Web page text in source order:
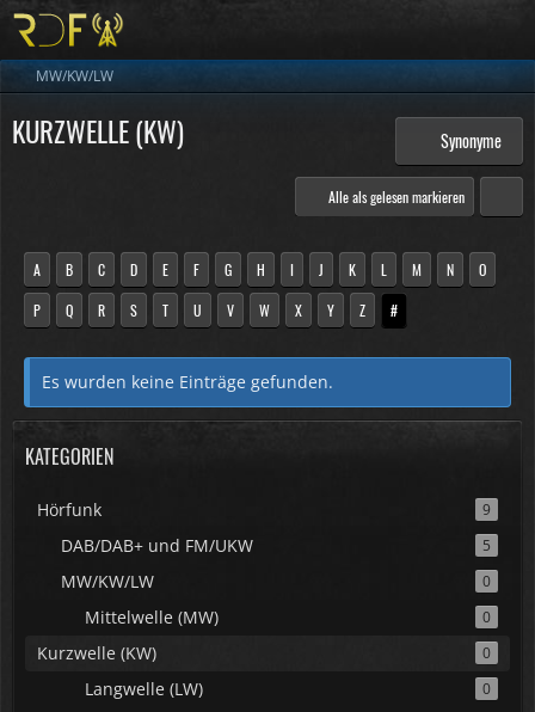
MW/KW/LW
KURZWELLE (KW) Synonyme
Alle als gelesen markieren
A B C D E F G H I J K L M N
O
P
Q R S T U V W X Y Z #
Es wurden keine Einträge gefunden.
KATEGORIEN
Hörfunk 9
DAB/DAB+ und FM/UKW 5
MW/KW/LW 0
Mittelwelle (MW) 0
Kurzwelle (KW) 0
Langwelle (LW) 0